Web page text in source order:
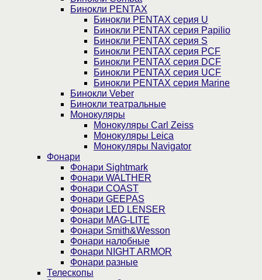
Бинокли PENTAX
Бинокли PENTAX серия U
Бинокли PENTAX серия Papilio
Бинокли PENTAX серия S
Бинокли PENTAX серия PCF
Бинокли PENTAX серия DCF
Бинокли PENTAX серия UCF
Бинокли PENTAX серия Marine
Бинокли Veber
Бинокли театральные
Монокуляры
Монокуляры Carl Zeiss
Монокуляры Leica
Монокуляры Navigator
Фонари
Фонари Sightmark
Фонари WALTHER
Фонари COAST
Фонари GEEPAS
Фонари LED LENSER
Фонари MAG-LITE
Фонари Smith&Wesson
Фонари налобные
Фонари NIGHT ARMOR
Фонари разные
Телескопы